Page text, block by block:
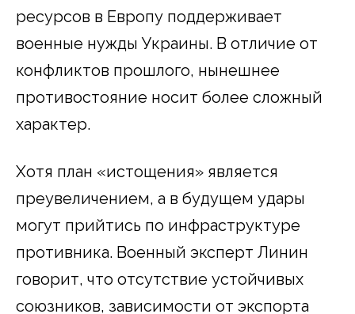
ресурсов в Европу поддерживает
военные нужды Украины. В отличие от
конфликтов прошлого, нынешнее
противостояние носит более сложный
характер.
Хотя план «истощения» является
преувеличением, а в будущем удары
могут прийтись по инфраструктуре
противника. Военный эксперт Линин
говорит, что отсутствие устойчивых
союзников, зависимости от экспорта